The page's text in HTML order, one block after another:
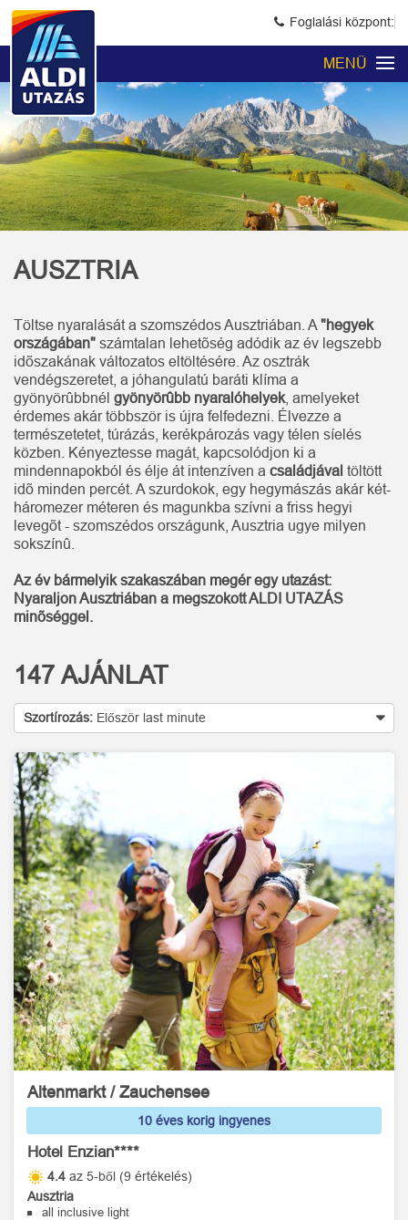
Foglalási központ:
MENÜ
AUSZTRIA
Töltse nyaralását a szomszédos Ausztriában. A "hegyek
országában" számtalan lehetõség adódik az év legszebb
idõszakának változatos eltöltésére. Az osztrák
vendégszeretet, a jóhangulatú baráti klíma a
gyönyörûbbnél gyönyörûbb nyaralóhelyek, amelyeket
érdemes akár többször is újra felfedezni. Élvezze a
természetetet, túrázás, kerékpározás vagy télen síelés
közben. Kényeztesse magát, kapcsolódjon ki a
mindennapokból és élje át intenzíven a családjával töltött
idõ minden percét. A szurdokok, egy hegymászás akár két-
háromezer méteren és magunkba szívni a friss hegyi
levegõt - szomszédos országunk, Ausztria ugye milyen
sokszínû.
Az év bármelyik szakaszában megér egy utazást:
Nyaraljon Ausztriában a megszokott ALDI UTAZÁS
minõséggel.
147 AJÁNLAT
Szortírozás: Először last minute
Altenmarkt / Zauchensee
10 éves korig ingyenes
Hotel Enzian****
4.4 az 5-ből (9 értékelés)
Ausztria
all inclusive light